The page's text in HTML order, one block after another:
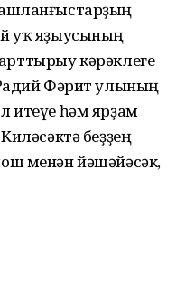
уҡ яҙыусының
арттырыу кәрәклеге
Фәрит улының
итеүе һәм ярҙам
беҙҙең
менән йәшәйәсәк,